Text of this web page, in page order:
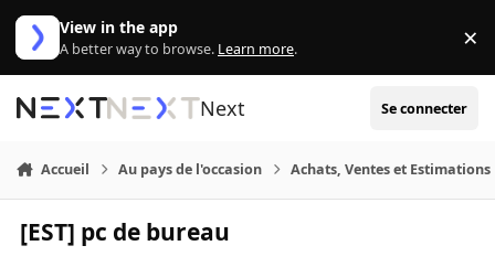
Aller au contenu
View in the app
A better way to browse. Learn more. ×
Next Se connecter
Accueil Au pays de l'occasion Achats, Ventes et Estimations
[EST] pc de bureau